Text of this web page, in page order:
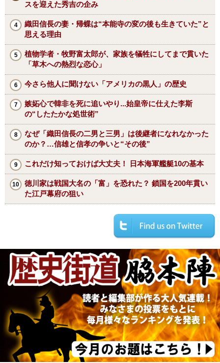
スを迎えた秀吉の企み
織田信長の妻・帰蝶は“本能寺の変の後も生きていた”と
思える理由
植物学者・牧野富太郎が、家族を犠牲にしてまで貫いた
「草木への熱烈な恋心」
今さら他人に聞けない「アメリカの黒人」の歴史
嫉妬心で韓非を死に追いやり...始皇帝に仕えた李斯
の“したたかな処世術”
なぜ「織田信長の二男と三男」は後継者になれなかった
のか？…信雄と信孝の争いと“その後”
これだけ知っておけば大丈夫！ 日本海軍艦艇10の基本
徳川家は戦国大名の「富」を恐れた？ 鎖国を200年貫い
た江戸幕府の狙い